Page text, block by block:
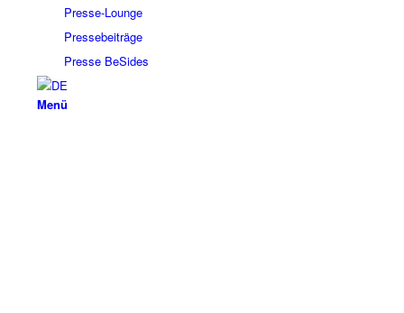
Presse-Lounge
Pressebeiträge
Presse BeSides
Menü